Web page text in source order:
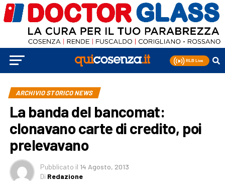
ARCHIVIO STORICO NEWS
La banda del bancomat:
clonavano carte di credito, poi
prelevavano
Pubblicato il 14 Agosto, 2013
Di Redazione